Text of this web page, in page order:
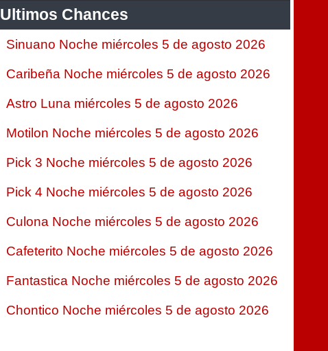
Ultimos Chances
Sinuano Noche miércoles 5 de agosto 2026
Caribeña Noche miércoles 5 de agosto 2026
Astro Luna miércoles 5 de agosto 2026
Motilon Noche miércoles 5 de agosto 2026
Pick 3 Noche miércoles 5 de agosto 2026
Pick 4 Noche miércoles 5 de agosto 2026
Culona Noche miércoles 5 de agosto 2026
Cafeterito Noche miércoles 5 de agosto 2026
Fantastica Noche miércoles 5 de agosto 2026
Chontico Noche miércoles 5 de agosto 2026